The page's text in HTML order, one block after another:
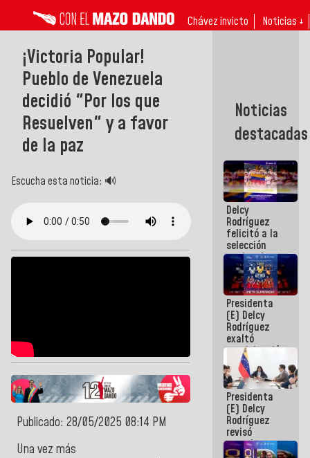
Chávez invicto Noticias ↓
¡Victoria Popular!
Pueblo de Venezuela
decidió "Por los que
Resuelven" y a favor
de la paz
Escucha esta noticia: 🔊
Publicado: 28/05/2025 08:14 PM
Una vez más
Noticias
destacadas
Delcy
Rodríguez
felicitó a la
selección
nacional
masculina
de voleibol
campeona
de la Copa
Panamericana
Sub-17
Presidenta
(E) Delcy
Rodríguez
exaltó
participación
de
Venezuela
en Juegos
Centroamericanos
y del Caribe
2026
Presidenta
(E) Delcy
Rodríguez
revisó
agenda